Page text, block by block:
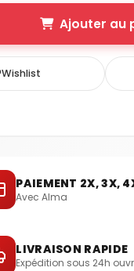
Ajouter au
Wishlist
PAIEMENT 2X, 3X,
Avec Alma
LIVRAISON RAPIDE
Expédition sous 24h